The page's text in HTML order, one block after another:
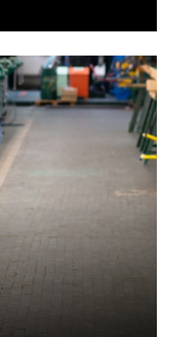
sich die Kunden
verlassen.